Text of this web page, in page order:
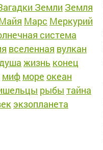
Земли Земля
Марс Меркурий
система
вселенная вулкан
жизнь конец
миф море океан
рыбы тайна
экзопланета